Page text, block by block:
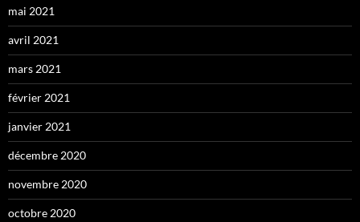
mai 2021
avril 2021
mars 2021
février 2021
janvier 2021
décembre 2020
novembre 2020
octobre 2020